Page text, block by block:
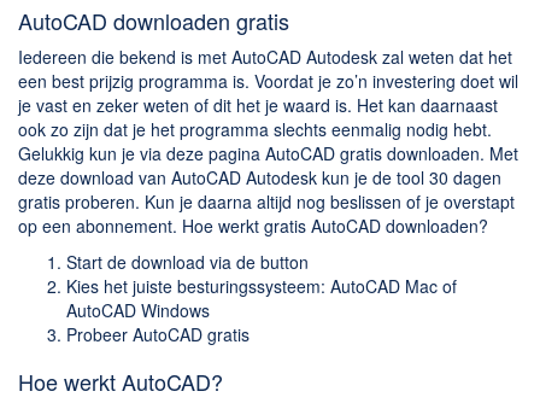
AutoCAD downloaden gratis
Iedereen die bekend is met AutoCAD Autodesk zal weten dat het
een best prijzig programma is. Voordat je zo’n investering doet wil
je vast en zeker weten of dit het je waard is. Het kan daarnaast
ook zo zijn dat je het programma slechts eenmalig nodig hebt.
Gelukkig kun je via deze pagina AutoCAD gratis downloaden. Met
deze download van AutoCAD Autodesk kun je de tool 30 dagen
gratis proberen. Kun je daarna altijd nog beslissen of je overstapt
op een abonnement. Hoe werkt gratis AutoCAD downloaden?
Start de download via de button
Kies het juiste besturingssysteem: AutoCAD Mac of
AutoCAD Windows
Probeer AutoCAD gratis
Hoe werkt AutoCAD?